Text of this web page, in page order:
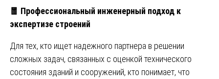
🧧 Профессиональный инженерный подход к
экспертизе строений
Для тех, кто ищет надежного партнера в решении
сложных задач, связанных с оценкой технического
состояния зданий и сооружений, кто понимает, что